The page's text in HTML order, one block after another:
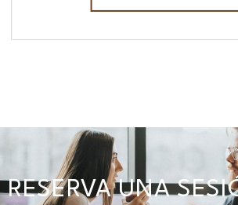
RESERVA UNA